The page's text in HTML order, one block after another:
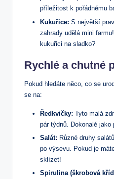
příležitost k pořádnému
Kukuřice: S největší
zahrady udělá mini
kukuřici na sladko?
Rychlé a chutné
Pokud hledáte něco, co se
se na:
Ředkvičky: Tyto malá
pár týdnů. Dokonalé jako
Salát: Různé druhy
po výsevu. Pokud je
sklízet!
Spirulina (škrobová